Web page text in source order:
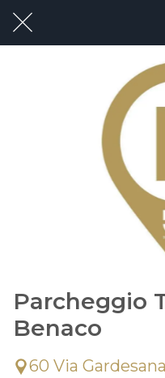
Parcheggio
Benaco
60 Via